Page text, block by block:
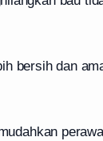
bersih dan